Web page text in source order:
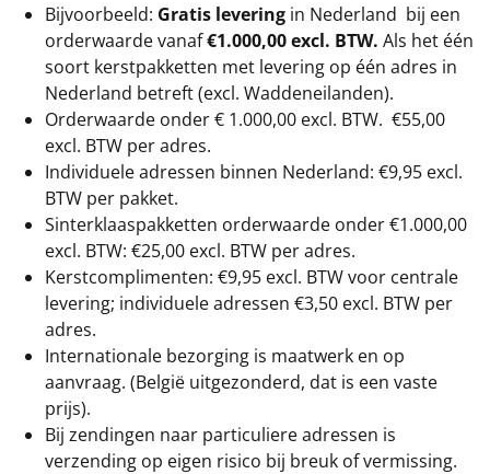
Bijvoorbeeld: Gratis levering in Nederland bij een
orderwaarde vanaf€1.000,00 excl. BTW. Als het één
soort kerstpakketten met levering op één adres in
Nederland betreft (excl. Waddeneilanden).
Orderwaarde onder € 1.000,00 excl. BTW. €55,00
excl. BTW per adres.
Individuele adressen binnen Nederland: €9,95 excl.
BTW per pakket.
Sinterklaaspakketten orderwaarde onder €1.000,00
excl. BTW: €25,00 excl. BTW per adres.
Kerstcomplimenten: €9,95 excl. BTW voor centrale
levering; individuele adressen €3,50 excl. BTW per
adres.
Internationale bezorging is maatwerk en op
aanvraag. (België uitgezonderd, dat is een vaste
prijs).
Bij zendingen naar particuliere adressen is
verzending op eigen risico bij breuk of vermissing.